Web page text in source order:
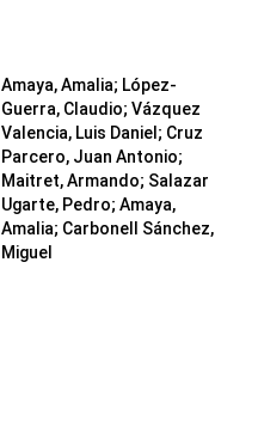
Amaya, Amalia; López-
Guerra, Claudio; Vázquez
Valencia, Luis Daniel ; Cruz
Parcero, Juan Antonio;
Maitret, Armando; Salazar
Ugarte, Pedro; Amaya,
Amalia; Carbonell Sánchez,
Miguel